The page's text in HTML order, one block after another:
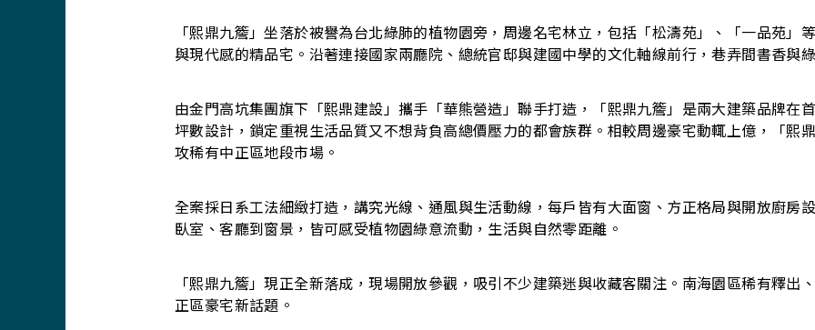
「熙鼎九簷」坐落於被譽為台北綠肺的植物園旁，周邊名宅林立，包括「松濤苑」、「一品苑」
與現代感的精品宅。沿著連接國家兩廳院、總統官邸與建國中學的文化軸線前行，巷弄間書香與
由金門高坑集團旗下「熙鼎建設」攜手「華熊營造」聯手打造，「熙鼎九簷」是兩大建築品牌在
坪數設計，鎖定重視生活品質又不想背負高總價壓力的都會族群。相較周邊豪宅動輒上億，「熙
攻稀有中正區地段市場。
全案採日系工法細緻打造，講究光線、通風與生活動線，每戶皆有大面窗、方正格局與開放廚房
臥室、客廳到窗景，皆可感受植物園綠意流動，生活與自然零距離。
「熙鼎九簷」現正全新落成，現場開放參觀，吸引不少建築迷與收藏客關注。南海園區稀有釋出
正區豪宅新話題。